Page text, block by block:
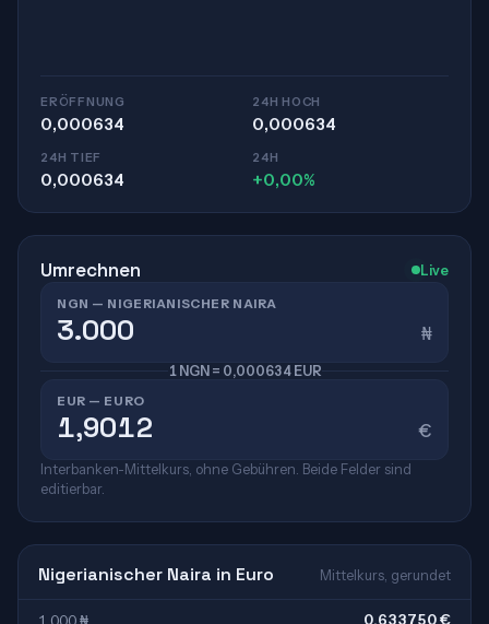
ERÖFFNUNG
0,000634
24H HOCH
0,000634
24H TIEF
0,000634
24H
+0,00%
Umrechnen Live
NGN — NIGERIANISCHER NAIRA
₦
1 NGN = 0,000634 EUR
EUR — EURO
€
Interbanken-Mittelkurs, ohne Gebühren. Beide Felder sind
editierbar.
Nigerianischer Naira in Euro Mittelkurs, gerundet
0,633750 €